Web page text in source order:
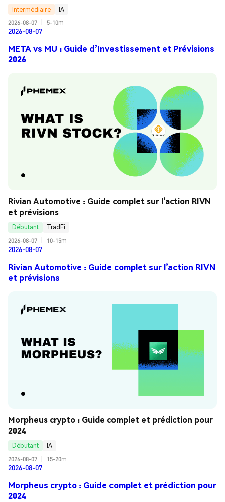
Intermédiaire
IA
2026-08-07
5-10m
2026-08-07
META vs MU : Guide d’Investissement et Prévisions
2026
Rivian Automotive : Guide complet sur l’action RIVN
et prévisions
Débutant
TradFi
2026-08-07
10-15m
2026-08-07
Rivian Automotive : Guide complet sur l’action RIVN
et prévisions
Morpheus crypto : Guide complet et prédiction pour
2024
Débutant
IA
2026-08-07
15-20m
2026-08-07
Morpheus crypto : Guide complet et prédiction pour
2024